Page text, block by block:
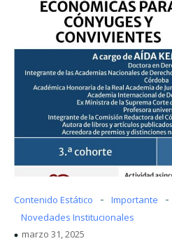
Contenido Estático - Importante -
Novedades Institucionales
marzo 31, 2025